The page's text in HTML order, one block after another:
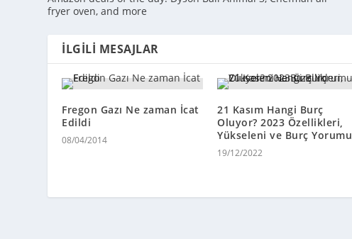
fryer oven, and more
İLGILI MESAJLAR
Fregon Gazı Ne zaman İcat
Edildi
08/04/2014
21 Kasım Hangi Burç
Oluyor? 2023 Özellikleri,
Yükseleni ve Burç Yorumu
19/12/2022